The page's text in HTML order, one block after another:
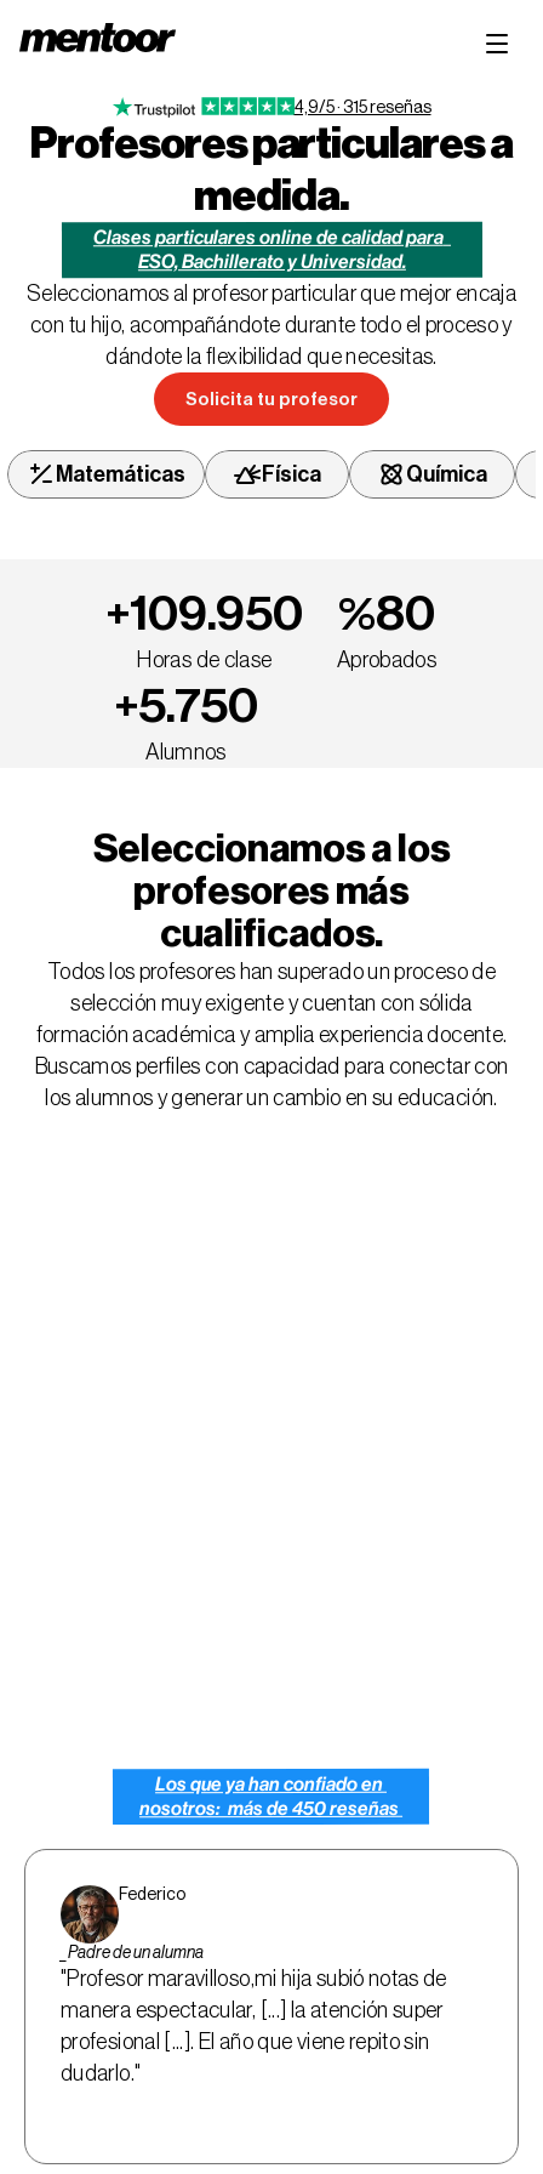
4,9/5 · 315 reseñas
Profesores particulares a
medida.
Clases particulares online de calidad para
ESO, Bachillerato y Universidad.
Seleccionamos al profesor particular que mejor encaja
con tu hijo, acompañándote durante todo el proceso y
dándote la flexibilidad que necesitas.
Solicita tu profesor
Matemáticas Física Química
+109.950
Horas de clase
%80
Aprobados
+5.750
Alumnos
Los que ya han confiado en
nosotros:  más de 450 reseñas
Federico
_Padre de un alumna
"Profesor maravilloso,mi hija subió notas de
manera espectacular, [...] la atención super
profesional [...]. El año que viene repito sin
dudarlo."
Seleccionamos a los
profesores más
cualificados.
Todos los profesores han superado un proceso de
selección muy exigente y cuentan con sólida
formación académica y amplia experiencia docente.
Buscamos perfiles con capacidad para conectar con
los alumnos y generar un cambio en su educación.